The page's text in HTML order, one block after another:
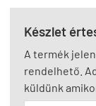
Készlet
A termék
rendelhető.
küldünk